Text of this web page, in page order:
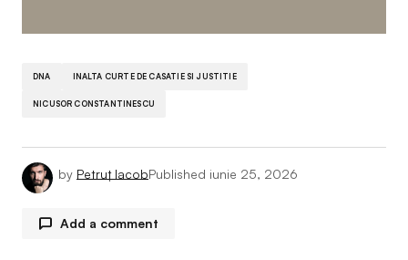
DNA INALTA CURTE DE CASATIE SI JUSTITIE
NICUSOR CONSTANTINESCU
by Petruț IacobPublished iunie 25, 2026
Add a comment